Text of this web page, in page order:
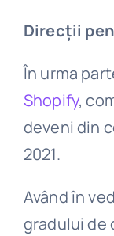
Direcții
În urma
Shopify,
deveni din
2021.
Având în
gradului de